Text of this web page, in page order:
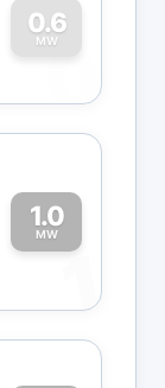
0.6
MW
0
1.0
MW
1